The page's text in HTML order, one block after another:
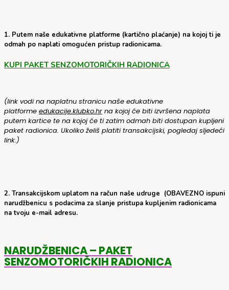
1. Putem naše edukativne platforme (kartično plaćanje) na kojoj ti je
odmah po naplati omogućen pristup radionicama.
KUPI PAKET SENZOMOTORIČKIH RADIONICA
(link vodi na naplatnu stranicu naše edukativne
platforme edukacije.klubko.hr na kojoj će biti izvršena naplata
putem kartice te na kojoj će ti zatim odmah biti dostupan kupljeni
paket radionica. Ukoliko želiš platiti transakcijski, pogledaj sljedeći
link.)
2. Transakcijskom uplatom na račun naše udruge (OBAVEZNO ispuni
narudžbenicu s podacima za slanje pristupa kupljenim radionicama
na tvoju e-mail adresu.
NARUDŽBENICA – PAKET
SENZOMOTORIČKIH RADIONICA